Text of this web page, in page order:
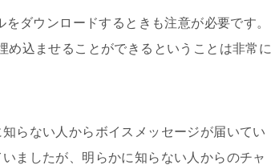
ダウンロードするときも注意が必要です。
込ませることができるということは非常に
らない人からボイスメッセージが届いてい
ましたが、明らかに知らない人からのチャ